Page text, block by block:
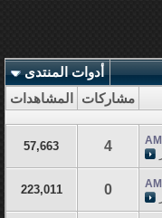
أدوات المنتدى
مشاركات المشاهدات
4
57,663
0
223,011